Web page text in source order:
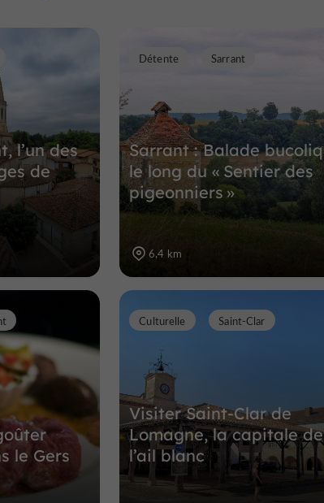
l’un des
de
Sarrant : Balade
le long du « Sentier des
pigeonniers »
Détente Sarrant
6,4 km
le Gers
Visiter Saint-Clar de
Lomagne, la capitale de
l’ail blanc
Culturelle Saint-Clar